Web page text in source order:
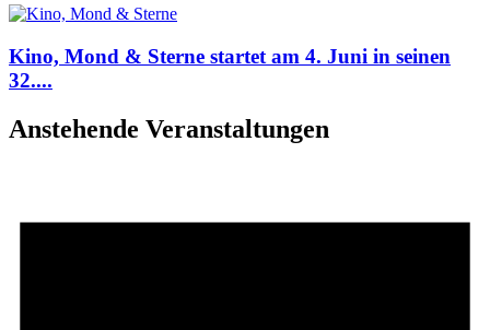
Kino, Mond & Sterne startet am 4. Juni in seinen
32....
Anstehende Veranstaltungen